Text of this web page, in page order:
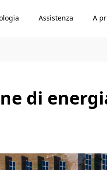
Assistenza A
di